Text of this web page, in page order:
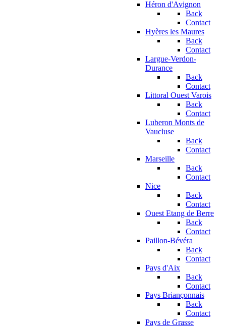
Héron d'Avignon
Back
Contact
Hyères les Maures
Back
Contact
Largue-Verdon-
Durance
Back
Contact
Littoral Ouest Varois
Back
Contact
Luberon Monts de
Vaucluse
Back
Contact
Marseille
Back
Contact
Nice
Back
Contact
Ouest Etang de Berre
Back
Contact
Paillon-Bévéra
Back
Contact
Pays d'Aix
Back
Contact
Pays Briançonnais
Back
Contact
Pays de Grasse